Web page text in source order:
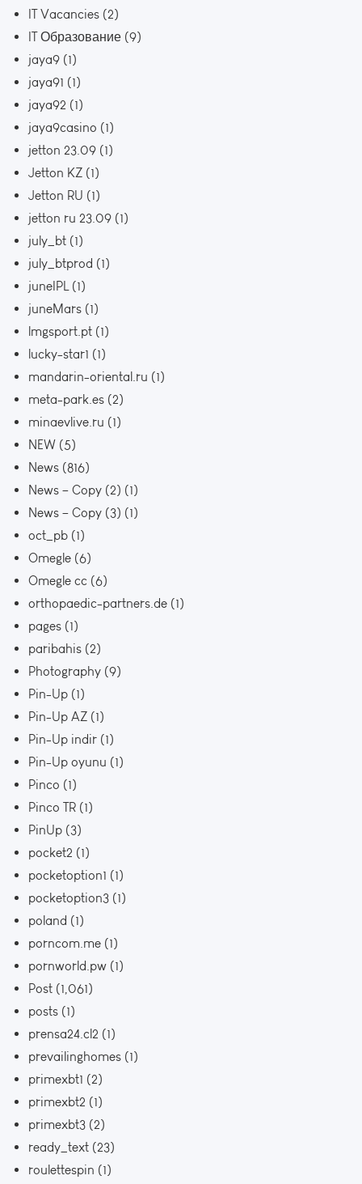
IT Vacancies (2)
IT Образование (9)
jaya9 (1)
jaya91 (1)
jaya92 (1)
jaya9casino (1)
jetton 23.09 (1)
Jetton KZ (1)
Jetton RU (1)
jetton ru 23.09 (1)
july_bt (1)
july_btprod (1)
juneIPL(1)
juneMars (1)
lmgsport.pt (1)
lucky-star1 (1)
mandarin-oriental.ru (1)
meta-park.es (2)
minaevlive.ru (1)
NEW (5)
News (816)
News – Copy (2) (1)
News – Copy (3) (1)
oct_pb (1)
Omegle (6)
Omegle cc (6)
orthopaedic-partners.de (1)
pages (1)
paribahis (2)
Photography (9)
Pin-Up (1)
Pin-Up AZ (1)
Pin-Up indir (1)
Pin-Up oyunu (1)
Pinco (1)
Pinco TR (1)
PinUp (3)
pocket2 (1)
pocketoption1 (1)
pocketoption3 (1)
poland (1)
porncom.me (1)
pornworld.pw (1)
Post (1,061)
posts (1)
prensa24.cl2 (1)
prevailinghomes (1)
primexbt1 (2)
primexbt2 (1)
primexbt3 (2)
ready_text (23)
roulettespin (1)